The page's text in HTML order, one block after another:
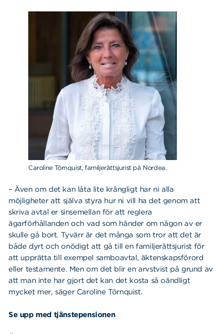
Caroline Törnquist, familjerättsjurist på Nordea.
– Även om det kan låta lite krångligt har ni alla
möjligheter att själva styra hur ni vill ha det genom att
skriva avtal er sinsemellan för att reglera
ägarförhållanden och vad som händer om någon av er
skulle gå bort. Tyvärr är det många som tror att det är
både dyrt och onödigt att gå till en familjerättsjurist för
att upprätta till exempel samboavtal, äktenskapsförord
eller testamente. Men om det blir en arvstvist på grund av
att man inte har gjort det kan det kosta så oändligt
mycket mer, säger Caroline Törnquist.
Se upp med tjänstepensionen